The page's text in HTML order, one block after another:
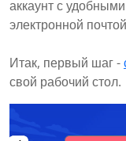
аккаунт с
электронной
Итак, первый шаг -
свой рабочий стол.